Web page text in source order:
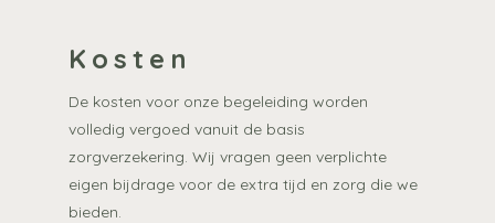
Kosten
De kosten voor onze begeleiding worden
volledig vergoed vanuit de basis
zorgverzekering. Wij vragen geen verplichte
eigen bijdrage voor de extra tijd en zorg die we
bieden.